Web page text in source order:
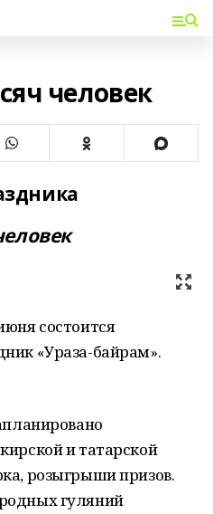
человек
состоится
«Ураза-байрам».
и татарской
розыгрыши призов.
гуляний